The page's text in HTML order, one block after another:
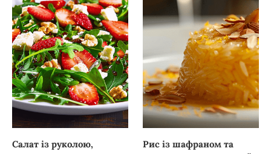
Салат із руколою,
Рис із шафраном та